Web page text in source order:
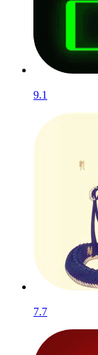
9.1
7.7